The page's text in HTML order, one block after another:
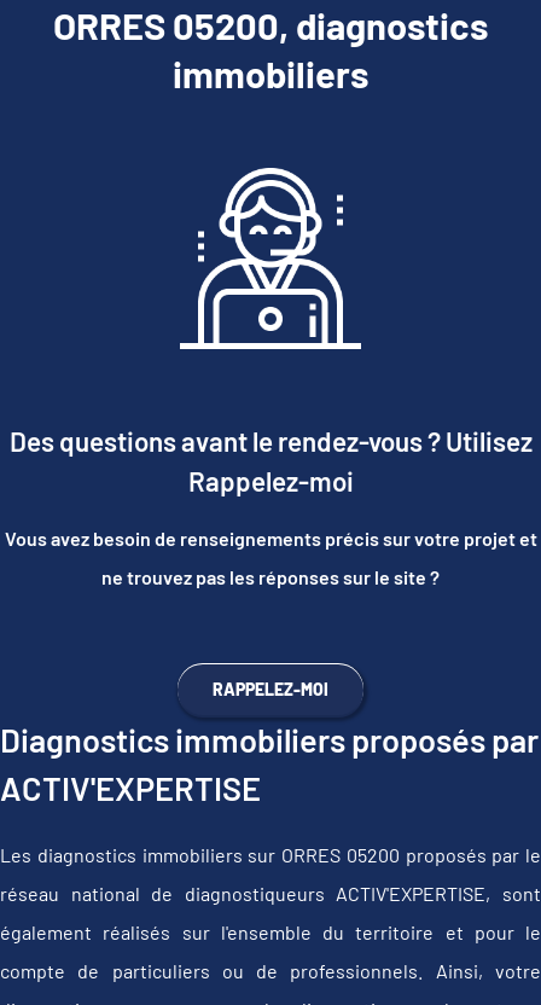
ORRES 05200, diagnostics
immobiliers
Des questions avant le rendez-vous ? Utilisez
Rappelez-moi
Vous avez besoin de renseignements précis sur votre projet et
ne trouvez pas les réponses sur le site ?
RAPPELEZ-MOI
Diagnostics immobiliers proposés par
ACTIV'EXPERTISE
Les diagnostics immobiliers sur ORRES 05200 proposés par le
réseau national de diagnostiqueurs ACTIV'EXPERTISE, sont
également réalisés sur l'ensemble du territoire et pour le
compte de particuliers ou de professionnels. Ainsi, votre